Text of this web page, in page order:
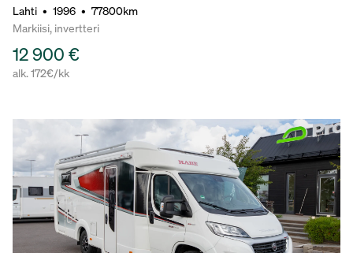
Lahti • 1996 • 77800km
Markiisi, invertteri
12 900 €
alk. 172€/kk